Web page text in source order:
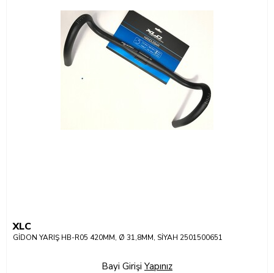
XLC
GİDON YARIŞ HB-R05 420MM, Ø 31,8MM, SİYAH 2501500651
Bayi Girişi Yapınız